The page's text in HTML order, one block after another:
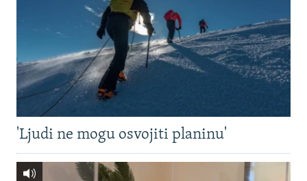
'Ljudi ne mogu osvojiti planinu'